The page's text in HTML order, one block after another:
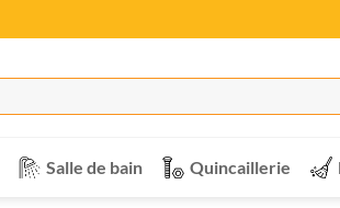
Salle de bain Quincaillerie